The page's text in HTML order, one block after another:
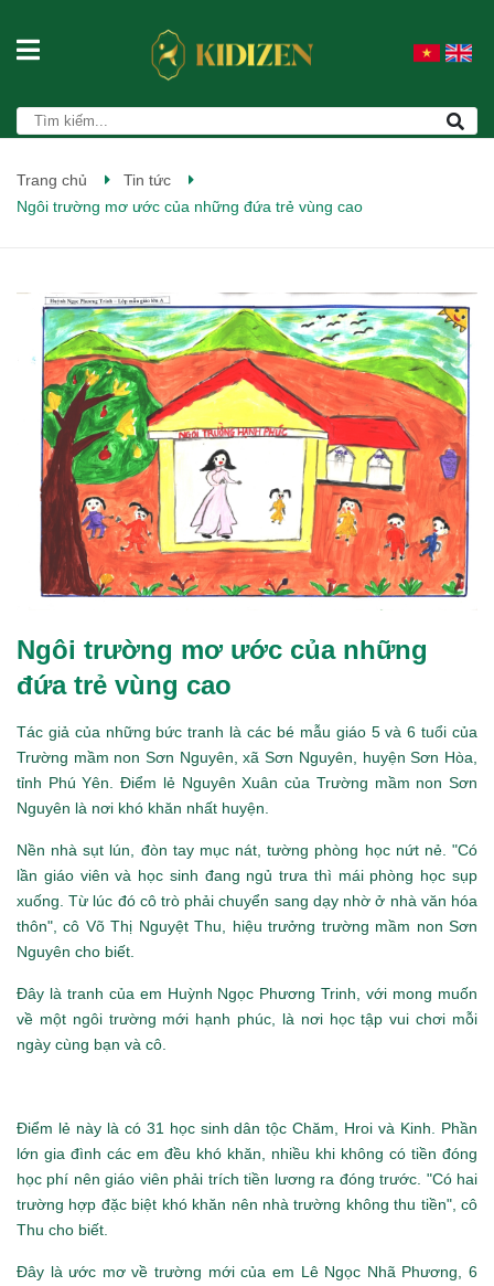
Trang chủ
Tin tức
Ngôi trường mơ ước của những đứa trẻ vùng cao
Ngôi trường mơ ước của những
đứa trẻ vùng cao
Tác giả của những bức tranh là các bé mẫu giáo 5 và 6 tuổi của
Trường mầm non Sơn Nguyên, xã Sơn Nguyên, huyện Sơn Hòa,
tỉnh Phú Yên. Điểm lẻ Nguyên Xuân của Trường mầm non Sơn
Nguyên là nơi khó khăn nhất huyện.
Nền nhà sụt lún, đòn tay mục nát, tường phòng học nứt nẻ. "Có
lần giáo viên và học sinh đang ngủ trưa thì mái phòng học sụp
xuống. Từ lúc đó cô trò phải chuyển sang dạy nhờ ở nhà văn hóa
thôn", cô Võ Thị Nguyệt Thu, hiệu trưởng trường mầm non Sơn
Nguyên cho biết.
Đây là tranh của em Huỳnh Ngọc Phương Trinh, với mong muốn
về một ngôi trường mới hạnh phúc, là nơi học tập vui chơi mỗi
ngày cùng bạn và cô.
Điểm lẻ này là có 31 học sinh dân tộc Chăm, Hroi và Kinh. Phần
lớn gia đình các em đều khó khăn, nhiều khi không có tiền đóng
học phí nên giáo viên phải trích tiền lương ra đóng trước. "Có hai
trường hợp đặc biệt khó khăn nên nhà trường không thu tiền", cô
Thu cho biết.
Đây là ước mơ về trường mới của em Lê Ngọc Nhã Phương, 6